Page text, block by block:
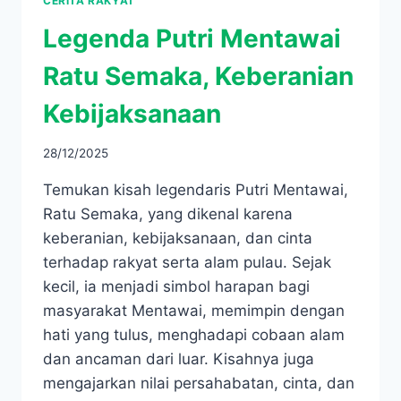
Legenda Putri Mentawai
Ratu Semaka, Keberanian
Kebijaksanaan
28/12/2025
Temukan kisah legendaris Putri Mentawai,
Ratu Semaka, yang dikenal karena
keberanian, kebijaksanaan, dan cinta
terhadap rakyat serta alam pulau. Sejak
kecil, ia menjadi simbol harapan bagi
masyarakat Mentawai, memimpin dengan
hati yang tulus, menghadapi cobaan alam
dan ancaman dari luar. Kisahnya juga
mengajarkan nilai persahabatan, cinta, dan